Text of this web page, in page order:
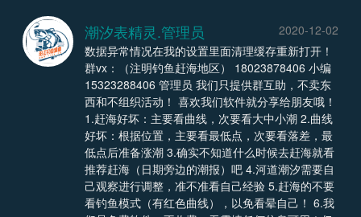
潮汐表精灵.管理员
2020-12-02
数据异常情况在我的设置里面清理缓存重新打开！
群vx：（注明钓鱼赶海地区） 18023878406 小编
15323288406 管理员 我们只提供群互助，不卖东
西和不组织活动！ 喜欢我们软件就分享给朋友哦！
1.赶海好坏：主要看曲线，次要看大中小潮 2.曲线
好坏：根据位置，主要看最低点，次要看落差，最
低点后准备涨潮 3.确实不知道什么时候去赶海就看
推荐赶海（日期旁边的潮报）吧 4.河道潮汐需要自
己观察进行调整，准不准看自己经验 5.赶海的不要
看钓鱼模式（有红色曲线），以免看晕自己！ 6.我